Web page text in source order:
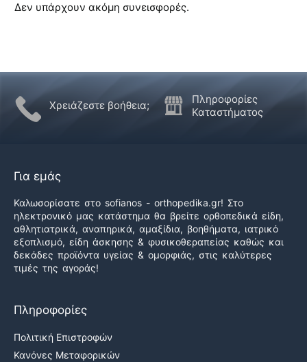
Δεν υπάρχουν ακόμη συνεισφορές.
Χρειάζεστε βοήθεια;
Πληροφορίες
Καταστήματος
Για εμάς
Καλωσορίσατε στο sofianos - orthopedika.gr! Στο
ηλεκτρονικό μας κατάστημα θα βρείτε ορθοπεδικά είδη,
αθλητιατρικά, αναπηρικά, αμαξίδια, βοηθήματα, ιατρικό
εξοπλισμό, είδη άσκησης & φυσικοθεραπείας καθώς και
δεκάδες προϊόντα υγείας & ομορφιάς, στις καλύτερες
τιμές της αγοράς!
Πληροφορίες
Πολιτική Επιστροφών
Κανόνες Μεταφορικών